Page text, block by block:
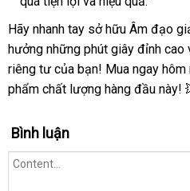
Hãy nhanh tay sở hữu Âm đạo
hưởng những phút giây đỉnh cao
riêng tư của bạn! Mua ngay
phẩm chất lượng hàng đầu này!
Bình luận